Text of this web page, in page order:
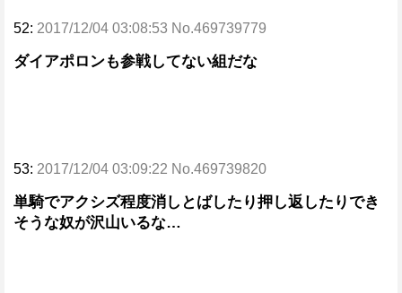
52: 2017/12/04 03:08:53 No.469739779
ダイアポロンも参戦してない組だな
53: 2017/12/04 03:09:22 No.469739820
単騎でアクシズ程度消しとばしたり押し返したりでき
そうな奴が沢山いるな…